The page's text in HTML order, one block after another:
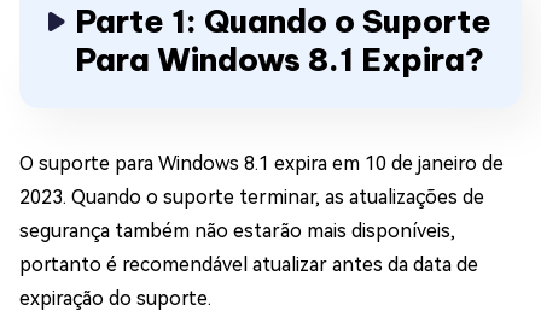
Parte 1: Quando o Suporte
Para Windows 8.1 Expira?
O suporte para Windows 8.1 expira em 10 de janeiro de
2023. Quando o suporte terminar, as atualizações de
segurança também não estarão mais disponíveis,
portanto é recomendável atualizar antes da data de
expiração do suporte.